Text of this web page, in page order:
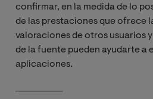
confirmar, en la medida de lo
de las prestaciones que ofrece
valoraciones de otros usuarios
de la fuente pueden ayudarte a
aplicaciones.